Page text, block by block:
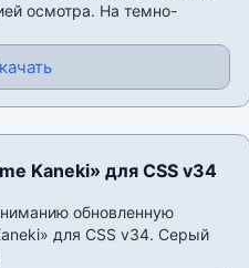
осмотра. На темно-
Kaneki» для CSS v34
обновленную
для CSS v34. Серый